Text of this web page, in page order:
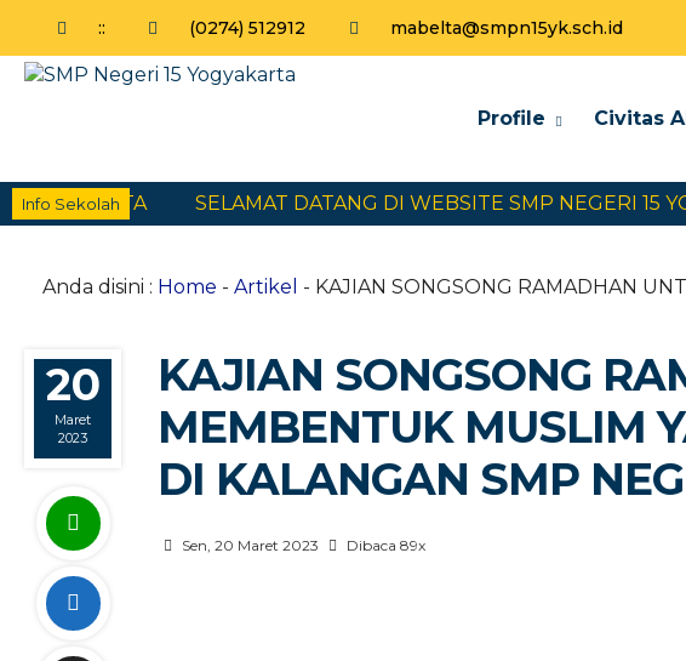
:: (0274) 512912 mabelta@smpn15yk.sch.id
Profile Civitas
Info Sekolah SELAMAT DATANG DI WEBSITE SMP NEGERI 15
Anda disini : Home - Artikel - KAJIAN SONGSONG RAMADHAN
20
Maret
2023
KAJIAN SONGSONG
MEMBENTUK MUSLIM
DI KALANGAN SMP
Sen, 20 Maret 2023 Dibaca 89x